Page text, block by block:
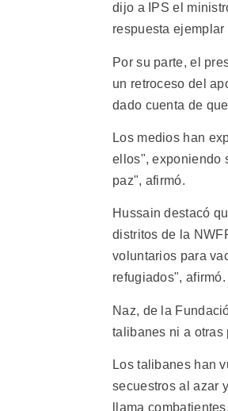
dijo a IPS el
respuesta
Por su parte, el
un retroceso del
dado cuenta de
Los medios han
ellos", exponiendo
paz", afirmó.
Hussain destacó
distritos de la
voluntarios para
refugiados", afirmó.
Naz, de la
talibanes ni a otras
Los talibanes han
secuestros al azar
llama